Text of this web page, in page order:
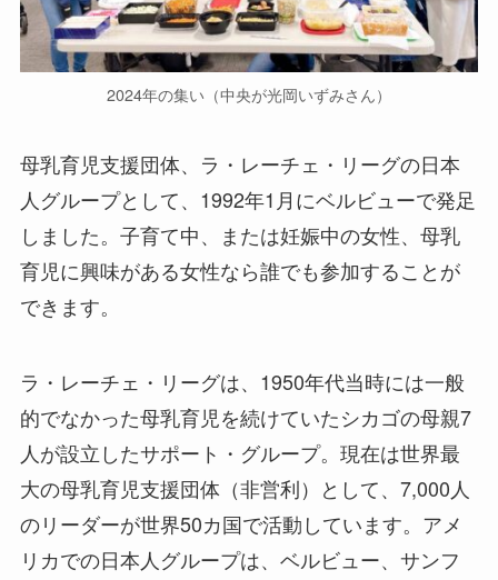
2024年の集い（中央が光岡いずみさん）
母乳育児支援団体、ラ・レーチェ・リーグの日本
人グループとして、1992年1月にベルビューで発足
しました。子育て中、または妊娠中の女性、母乳
育児に興味がある女性なら誰でも参加することが
できます。
ラ・レーチェ・リーグは、1950年代当時には一般
的でなかった母乳育児を続けていたシカゴの母親7
人が設立したサポート・グループ。現在は世界最
大の母乳育児支援団体（非営利）として、7,000人
のリーダーが世界50カ国で活動しています。アメ
リカでの日本人グループは、ベルビュー、サンフ